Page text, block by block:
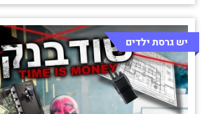
יש גרסת ילדים